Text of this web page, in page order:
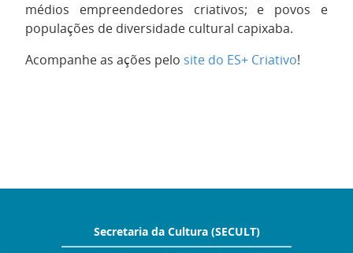
médios empreendedores criativos; e povos e
populações de diversidade cultural capixaba.
Acompanhe as ações pelo site do ES+ Criativo!
Secretaria da Cultura (SECULT)